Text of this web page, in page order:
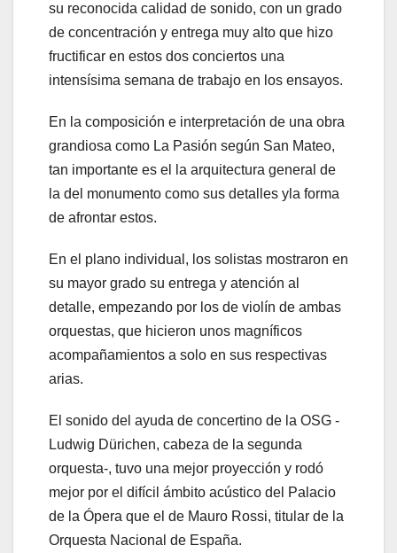
su reconocida calidad de sonido, con un grado
de concentración y entrega muy alto que hizo
fructificar en estos dos conciertos una
intensísima semana de trabajo en los ensayos.
En la composición e interpretación de una obra
grandiosa como La Pasión según San Mateo,
tan importante es el la arquitectura general de
la del monumento como sus detalles yla forma
de afrontar estos.
En el plano individual, los solistas mostraron en
su mayor grado su entrega y atención al
detalle, empezando por los de violín de ambas
orquestas, que hicieron unos magníficos
acompañamientos a solo en sus respectivas
arias.
El sonido del ayuda de concertino de la OSG -
Ludwig Dürichen, cabeza de la segunda
orquesta-, tuvo una mejor proyección y rodó
mejor por el difícil ámbito acústico del Palacio
de la Ópera que el de Mauro Rossi, titular de la
Orquesta Nacional de España.